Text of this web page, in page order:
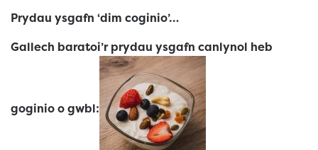
Prydau ysgafn ‘dim coginio’…
Gallech baratoi’r prydau ysgafn canlynol heb
goginio o gwbl: